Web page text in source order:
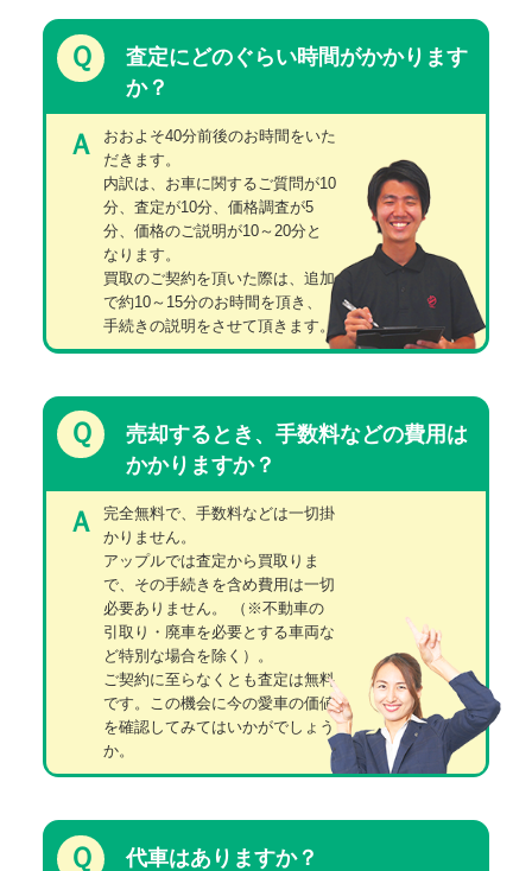
Ｑ
査定にどのぐらい時間がかかります
か？
Ａ
おおよそ40分前後のお時間をいた
だきます。
内訳は、お車に関するご質問が10
分、査定が10分、価格調査が5
分、価格のご説明が10～20分と
なります。
買取のご契約を頂いた際は、追加
で約10～15分のお時間を頂き、
手続きの説明をさせて頂きます。
Ｑ
売却するとき、手数料などの費用は
かかりますか？
Ａ
完全無料で、手数料などは一切掛
かりません。
アップルでは査定から買取りま
で、その手続きを含め費用は一切
必要ありません。
（※不動車の
引取り・廃車を必要とする車両な
ど特別な場合を除く）。
ご契約に至らなくとも査定は無料
です。この機会に今の愛車の価値
を確認してみてはいかがでしょう
か。
Ｑ 代車はありますか？